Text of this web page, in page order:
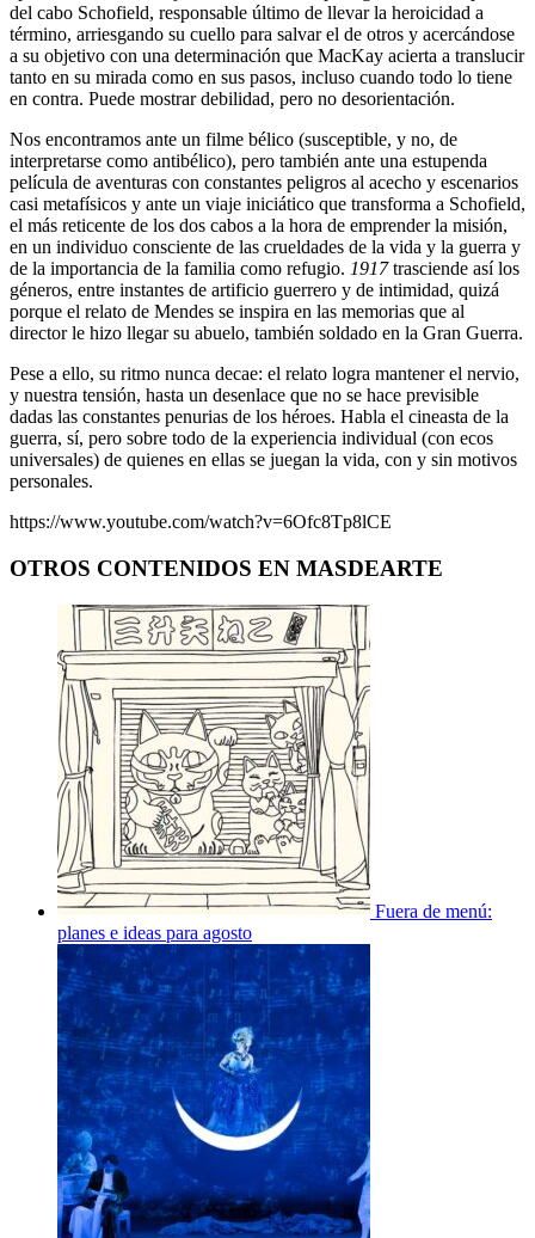
del cabo Schofield, responsable último de llevar la heroicidad a
término, arriesgando su cuello para salvar el de otros y acercándose
a su objetivo con una determinación que MacKay acierta a translucir
tanto en su mirada como en sus pasos, incluso cuando todo lo tiene
en contra. Puede mostrar debilidad, pero no desorientación.
Nos encontramos ante un filme bélico (susceptible, y no, de
interpretarse como antibélico), pero también ante una estupenda
película de aventuras con constantes peligros al acecho y escenarios
casi metafísicos y ante un viaje iniciático que transforma a Schofield,
el más reticente de los dos cabos a la hora de emprender la misión,
en un individuo consciente de las crueldades de la vida y la guerra y
de la importancia de la familia como refugio. 1917trasciende así los
géneros, entre instantes de artificio guerrero y de intimidad, quizá
porque el relato de Mendes se inspira en las memorias que al
director le hizo llegar su abuelo, también soldado en la Gran Guerra.
Pese a ello, su ritmo nunca decae: el relato logra mantener el nervio,
y nuestra tensión, hasta un desenlace que no se hace previsible
dadas las constantes penurias de los héroes. Habla el cineasta de la
guerra, sí, pero sobre todo de la experiencia individual (con ecos
universales) de quienes en ellas se juegan la vida, con y sin motivos
personales.
https://www.youtube.com/watch?v=6Ofc8Tp8lCE
OTROS CONTENIDOS EN MASDEARTE
Fuera de menú:
planes e ideas para agosto